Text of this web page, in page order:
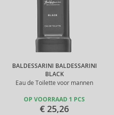
BALDESSARINI BALDESSARINI
BLACK
Eau de Toilette voor mannen
OP VOORRAAD 1 PCS
€ 25,26